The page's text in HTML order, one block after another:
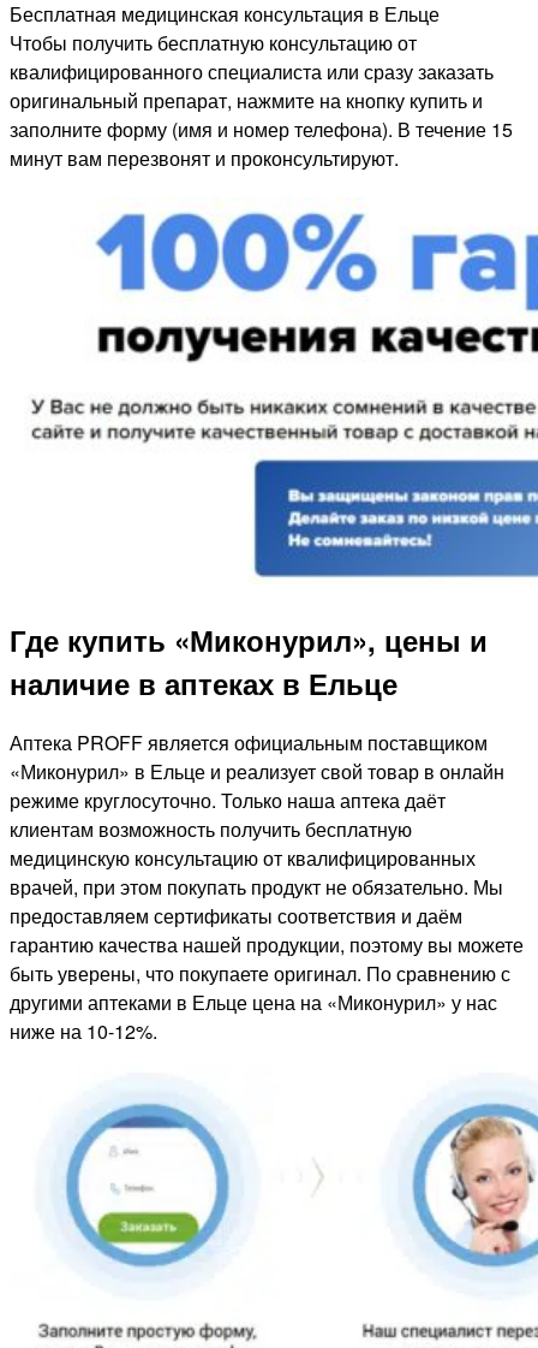
Бесплатная медицинская консультация в Ельце
Чтобы получить бесплатную консультацию от
квалифицированного специалиста или сразу заказать
оригинальный препарат, нажмите на кнопку купить и
заполните форму (имя и номер телефона). В течение 15
минут вам перезвонят и проконсультируют.
Где купить «Миконурил», цены и
наличие в аптеках в Ельце
Аптека PROFF является официальным поставщиком
«Миконурил» в Ельце и реализует свой товар в онлайн
режиме круглосуточно. Только наша аптека даёт
клиентам возможность получить бесплатную
медицинскую консультацию от квалифицированных
врачей, при этом покупать продукт не обязательно. Мы
предоставляем сертификаты соответствия и даём
гарантию качества нашей продукции, поэтому вы можете
быть уверены, что покупаете оригинал. По сравнению с
другими аптеками в Ельце цена на «Миконурил» у нас
ниже на 10-12%.